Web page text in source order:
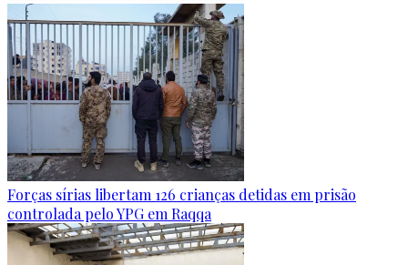
Forças sírias libertam 126 crianças detidas em prisão
controlada pelo YPG em Raqqa